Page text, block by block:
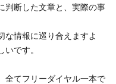
判断した文章と、実際の事
な情報に巡り合えますよ
です。
全てフリーダイヤル一本で